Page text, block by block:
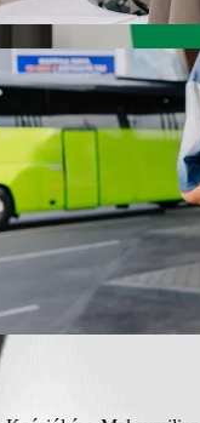
de Kościół
accueillir jusqu'à 6
premium de Bolt.
trajet pratique dans
nos trajets
de notre catégorie
à petits prix avec